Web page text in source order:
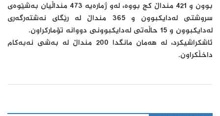
بوون و 421 منداڵ كچ بووە، لەو ژمارەیە 473 منداڵیان بەشێوەی
سروشتی لەدایكبوون و 365 منداڵ لە رێگای نەشتەرگەری
لەدایكبوون و 15 حاڵەتی لەدایكبوونی دووانە تۆماركراون.
ئاشکراشیکرد، لە هەمان مانگدا 200 منداڵ لە بەشی نەبەكام
داخڵكراون.